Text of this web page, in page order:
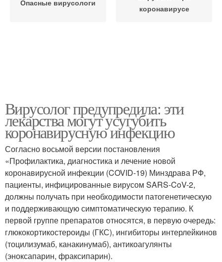
Опасные вирусологи
коронавирусе
Вирусолог предупредила: эти
лекарства могут усугубить
коронавирусную инфекцию
Согласно восьмой версии постановления
«Профилактика, диагностика и лечение новой
коронавирусной инфекции (COVID-19) Минздрава РФ,
пациенты, инфицированные вирусом SARS-CoV-2,
должны получать при необходимости патогенетическую
и поддерживающую симптоматическую терапию. К
первой группе препаратов относятся, в первую очередь:
глюкокортикостероиды (ГКС), ингибиторы интерлейкинов
(тоцилизумаб, канакинумаб), антикоагулянты
(эноксапарин, фраксипарин).